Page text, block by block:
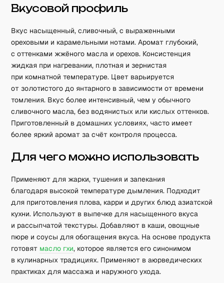
Вкусовой профиль
Вкус насыщенный, сливочный, с выраженными
ореховыми и карамельными нотами. Аромат глубокий,
с оттенками жжёного масла и орехов. Консистенция
жидкая при нагревании, плотная и зернистая
при комнатной температуре. Цвет варьируется
от золотистого до янтарного в зависимости от времени
томления. Вкус более интенсивный, чем у обычного
сливочного масла, без водянистых или кислых оттенков.
Приготовленный в домашних условиях, часто имеет
более яркий аромат за счёт контроля процесса.
Для чего можно использовать
Применяют для жарки, тушения и запекания
благодаря высокой температуре дымления. Подходит
для приготовления плова, карри и других блюд азиатской
кухни. Используют в выпечке для насыщенного вкуса
и рассыпчатой текстуры. Добавляют в каши, овощные
пюре и соусы для обогащения вкуса. На основе продукта
готовят масло гхи, которое является его синонимом
в кулинарных традициях. Применяют в аюрведических
практиках для массажа и наружного ухода.